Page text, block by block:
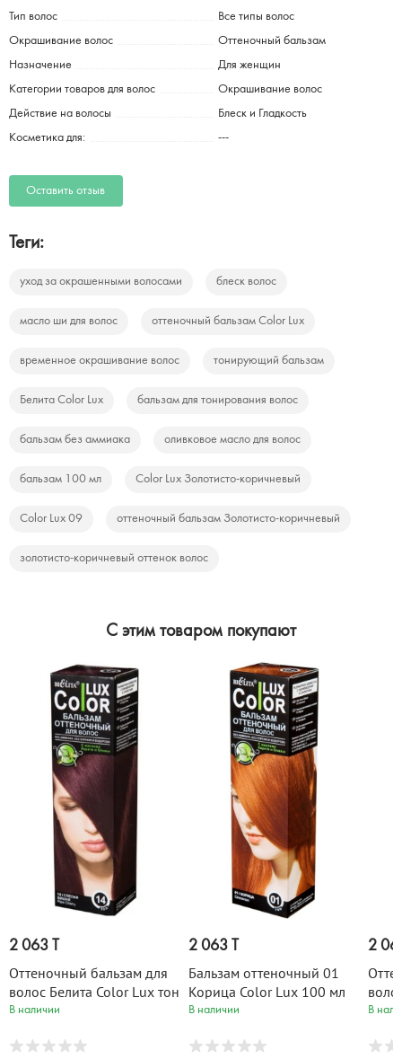
Тип волос Все типы волос
Окрашивание волос Оттеночный бальзам
Назначение Для женщин
Категории товаров для волос Окрашивание волос
Действие на волосы Блеск и Гладкость
Косметика для: ---
Оставить отзыв
Теги:
уход за окрашенными волосами блеск волос
масло ши для волос оттеночный бальзам Color Lux
временное окрашивание волос тонирующий бальзам
Белита Color Lux бальзам для тонирования волос
бальзам без аммиака оливковое масло для волос
бальзам 100 мл Color Lux Золотисто-коричневый
Color Lux 09 оттеночный бальзам Золотисто-коричневый
золотисто-коричневый оттенок волос
C этим товаром покупают
2 063 T
Оттеночный бальзам для
волос Белита Color Lux тон
14 Спелая вишня, 100 мл
В наличии
2 063 T
Бальзам оттеночный 01
Корица Color Lux 100 мл
В наличии
2
15
В